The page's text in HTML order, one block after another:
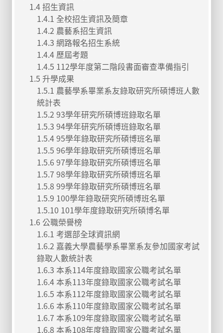
1.4 招生資訊
1.4.1 全校招生資訊及簡章
1.4.2 農藝系招生資訊
1.4.3 網路報名招生系統
1.4.4 歷屆考題
1.4.5 112學年度第二階段書面審查準備指引
1.5 升學成果
1.5.1 農藝學系畢業系友錄取研究所碩博班人數
統計表
1.5.2 93學年研究所碩博班錄取名單
1.5.3 94學年研究所碩博班錄取名單
1.5.4 95學年錄取研究所碩博班名單
1.5.5 96學年錄取研究所碩博班名單
1.5.6 97學年錄取研究所碩博班名單
1.5.7 98學年錄取研究所碩博班名單
1.5.8 99學年錄取研究所碩博班名單
1.5.9 100學年錄取研究所碩博班名單
1.5.10 101學年度錄取研究所碩博名單
1.6 公職榮譽榜
1.6.1 考選部全球資訊網
1.6.2 嘉義大學農藝學系畢業系友參加國家考試
錄取人數統計表
1.6.3 本系114年度錄取國家公職考試名單
1.6.4 本系113年度錄取國家公職考試名單
1.6.5 本系112年度錄取國家公職考試名單
1.6.6 本系110年度錄取國家公職考試名單
1.6.7 本系109年度錄取國家公職考試名單
1.6.8 本系108年度錄取國家公職考試名單